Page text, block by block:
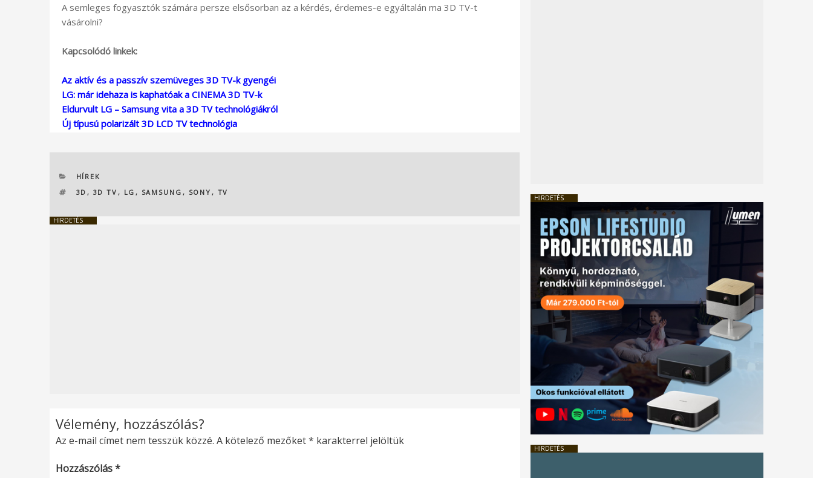
A semleges fogyasztók számára persze elsősorban az a kérdés, érdemes-e egyáltalán ma 3D TV-t
vásárolni?
Kapcsolódó linkek:
Az aktív és a passzív szemüveges 3D TV-k gyengéi
LG: már idehaza is kaphatóak a CINEMA 3D TV-k
Eldurvult LG – Samsung vita a 3D TV technológiákról
Új típusú polarizált 3D LCD TV technológia
KATEGÓRIÁK
HÍREK
CÍMKÉK
3D , 3D TV , LG , SAMSUNG , SONY , TV
HIRDETÉS
Vélemény, hozzászólás?
Az e-mail címet nem tesszük közzé. A kötelező mezőket* karakterrel jelöltük
Hozzászólás*
HIRDETÉS
HIRDETÉS